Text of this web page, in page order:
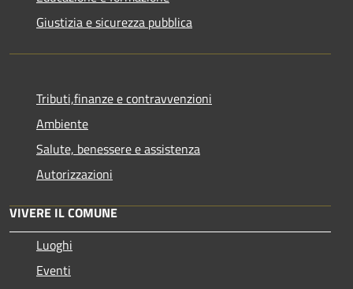
Giustizia e sicurezza pubblica
Tributi,finanze e contravvenzioni
Ambiente
Salute, benessere e assistenza
Autorizzazioni
VIVERE IL COMUNE
Luoghi
Eventi